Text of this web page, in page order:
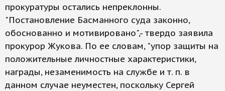
прокуратуры остались непреклонны.
"Постановление Басманного суда законно,
обоснованно и мотивировано",- твердо заявила
прокурор Жукова. По ее словам, "упор защиты на
положительные личностные характеристики,
награды, незаменимость на службе и т. п. в
данном случае неуместен, поскольку Сергей